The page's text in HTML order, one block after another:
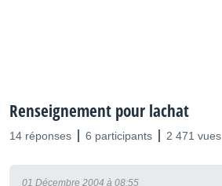
Renseignement pour lachat
14 réponses 6 participants 2 471 vues
01 Décembre 2004 à 08:55